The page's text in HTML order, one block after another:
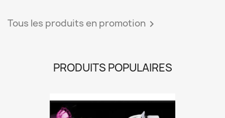
Tous les produits en promotion 
PRODUITS POPULAIRES